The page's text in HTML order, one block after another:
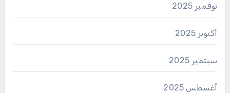
نوفمبر 2025
أكتوبر 2025
سبتمبر 2025
أغسطس 2025